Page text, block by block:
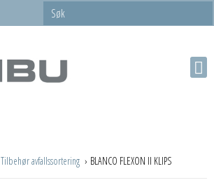
Tilbehør avfallssortering BLANCO FLEXON II KLIPS